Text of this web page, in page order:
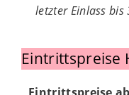
letzter Einlass
Eintrittspreise